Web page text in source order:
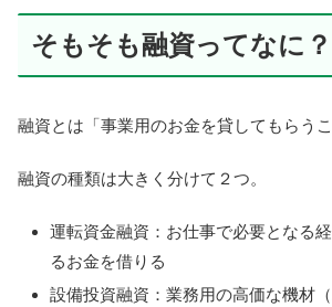
そもそも融資ってなに？
融資とは「事業用のお金を貸してもらうこ
融資の種類は大きく分けて２つ。
運転資金融資：お仕事で必要となる
るお金を借りる
設備投資融資：業務用の高価な機材